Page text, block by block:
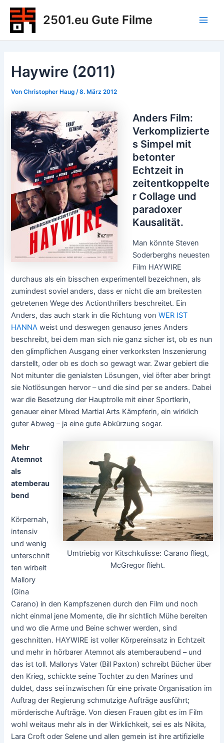
Zum
Inhalt
springen
2501.eu Gute Filme
Haywire (2011)
VonChristopher Haug/8. März 2012
Anders Film:
Verkomplizierte
s Simpel mit
betonter
Echtzeit in
zeitentkoppelte
r Collage und
paradoxer
Kausalität.
Man könnte Steven
Soderberghs neuesten
Film HAYWIRE
durchaus als ein bisschen experimentell bezeichnen, als
zumindest soviel anders, dass er nicht die am breitesten
getretenen Wege des Actionthrillers beschreitet. Ein
Anders, das auch stark in die Richtung vonWER IST
HANNA weist und deswegen genauso jenes Anders
beschreibt, bei dem man sich nie ganz sicher ist, ob es nun
den glimpflichen Ausgang einer verkorksten Inszenierung
darstellt, oder ob es doch so gewagt war. Zwar gebiert die
Not mitunter die genialsten Lösungen, viel öfter aber bringt
sie Notlösungen hervor – und die sind per se anders. Dabei
war die Besetzung der Hauptrolle mit einer Sportlerin,
genauer einer Mixed Martial Arts Kämpferin, ein wirklich
guter Abweg – ja eine gute Abkürzung sogar.
Umtriebig vor Kitschkulisse: Carano fliegt,
McGregor flieht.
Mehr
Atemnot
als
atemberau
bend
Körpernah,
intensiv
und wenig
unterschnit
ten wirbelt
Mallory
(Gina
Carano) in den Kampfszenen durch den Film und noch
nicht einmal jene Momente, die ihr sichtlich Mühe bereiten
und wo die Arme und Beine schwer werden, sind
geschnitten. HAYWIRE ist voller Körpereinsatz in Echtzeit
und mehr in hörbarer Atemnot als atemberaubend – und
das ist toll. Mallorys Vater (Bill Paxton) schreibt Bücher über
den Krieg, schickte seine Tochter zu den Marines und
duldet, dass sei inzwischen für eine private Organisation im
Auftrag der Regierung schmutzige Aufträge ausführt;
mörderische Aufträge. Von diesen Frauen gibt es im Film
wohl weitaus mehr als in der Wirklichkeit, sei es als Nikita,
Lara Croft oder Selene und allen gemein ist ihre artifizielle